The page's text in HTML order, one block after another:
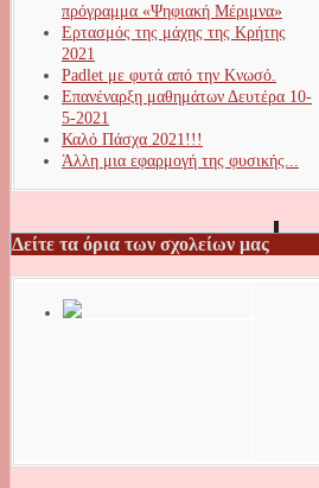
πρόγραμμα «Ψηφιακή Μέριμνα»
Ερτασμός της μάχης της Κρήτης
2021
Padlet με φυτά από την Κνωσό.
Επανέναρξη μαθημάτων Δευτέρα 10-
5-2021
Καλό Πάσχα 2021!!!
Άλλη μια εφαρμογή της φυσικής...
Δείτε τα όρια των σχολείων μας